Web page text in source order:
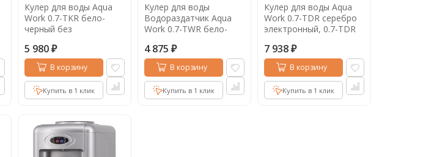
Кулер для воды Aqua
Work 0.7-TKR бело-
черный без
5 980 ₽
В корзину
Купить в 1 клик
Кулер для воды
Водораздатчик Aqua
Work 0.7-TWR бело-
охлаждения, 0.7-TWR
4 875 ₽
В корзину
Купить в 1 клик
Кулер для воды Aqua
Work 0.7-TDR серебро
электронный, 0.7-TDR
7 938 ₽
В корзину
Купить в 1 клик